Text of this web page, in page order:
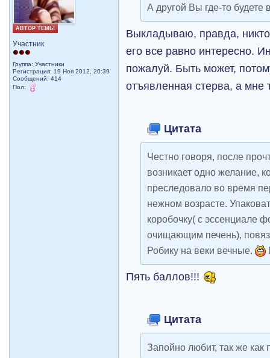
АВТОР ТЕМЫ
Участник
Группа: Участники
Регистрация: 19 Ноя 2012, 20:39
Сообщений: 414
Пол:
А другой Вы где-то будете
Выкладываю, правда,
его все равно интересно.
пожалуй. Быть может,
отъявленная стерва, а мне
Цитата
Честно говоря, после
возникает одно желание,
преследовало во время
нежном возрасте.
коробочку( с эссенциале
очищающим печень),
Робику на веки вечные.
Пять баллов!!!
Цитата
Запойно любит, так же как